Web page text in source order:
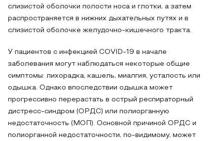
слизистой оболочки полости носа и глотки, а затем
распространяется в нижних дыхательных путях и в
слизистой оболочке желудочно-кишечного тракта.
У пациентов с инфекцией COVID-19 в начале
заболевания могут наблюдаться некоторые общие
симптомы: лихорадка, кашель, миалгия, усталость или
одышка. Однако впоследствии одышка может
прогрессивно перерастать в острый респираторный
дистресс-синдром (ОРДС) или полиорганную
недостаточность (МОП). Основной причиной ОРДС и
полиорганной недостаточности, по-видимому, может